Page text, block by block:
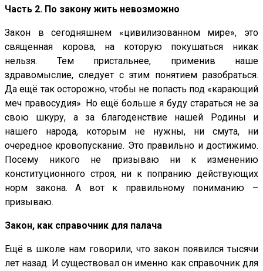
Часть 2. По закону жить невозможно
Закон в сегодняшнем «цивилизованном мире», это
священная корова, на которую покушаться никак
нельзя. Тем пристальнее, применив наше
здравомыслие, следует с этим понятием разобраться.
Да ещё так осторожно, чтобы не попасть под «карающий
меч правосудия». Но ещё больше я буду стараться не за
свою шкуру, а за благоденствие нашей Родины и
нашего народа, которым не нужны, ни смута, ни
очередное кровопускание. Это правильно и достижимо.
Посему никого не призываю ни к изменению
конституционного строя, ни к попранию действующих
норм закона. А вот к правильному пониманию –
призываю.
Закон, как справочник для палача
Ещё в школе нам говорили, что закон появился тысячи
лет назад. И существовал он именно как справочник для